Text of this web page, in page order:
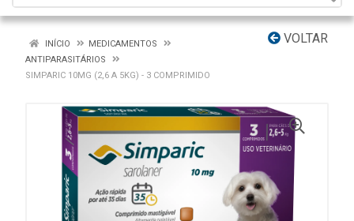
VOLTAR
INÍCIO
MEDICAMENTOS
ANTIPARASITÁRIOS
SIMPARIC 10MG (2,6 A 5KG) - 3 COMPRIMIDO